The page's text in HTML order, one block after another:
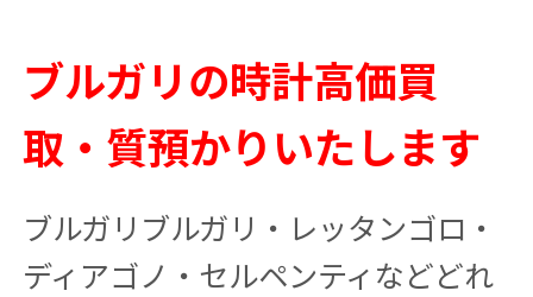
ブルガリの時計高価買
取・質預かりいたします
ブルガリブルガリ・レッタンゴロ・
ディアゴノ・セルペンティなどどれ